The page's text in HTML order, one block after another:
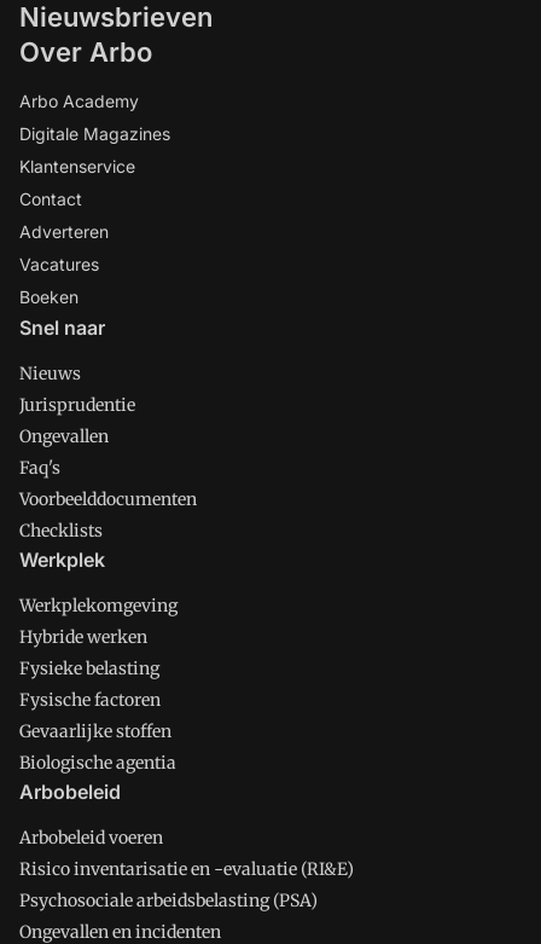
Nieuwsbrieven
Over Arbo
Arbo Academy
Digitale Magazines
Klantenservice
Contact
Adverteren
Vacatures
Boeken
Snel naar
Nieuws
Jurisprudentie
Ongevallen
Faq's
Voorbeelddocumenten
Checklists
Werkplek
Werkplekomgeving
Hybride werken
Fysieke belasting
Fysische factoren
Gevaarlijke stoffen
Biologische agentia
Arbobeleid
Arbobeleid voeren
Risico inventarisatie en -evaluatie (RI&E)
Psychosociale arbeidsbelasting (PSA)
Ongevallen en incidenten